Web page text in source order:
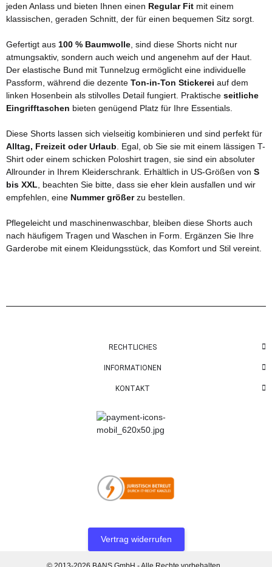
jeden Anlass und bieten Ihnen einen Regular Fit mit einem
klassischen, geraden Schnitt, der für einen bequemen Sitz sorgt.
Gefertigt aus 100 % Baumwolle , sind diese Shorts nicht nur
atmungsaktiv, sondern auch weich und angenehm auf der Haut.
Der elastische Bund mit Tunnelzug ermöglicht eine individuelle
Passform, während die dezente Ton-in-Ton Stickerei auf dem
linken Hosenbein als stilvolles Detail fungiert. Praktische seitliche
Eingrifftaschen bieten genügend Platz für Ihre Essentials.
Diese Shorts lassen sich vielseitig kombinieren und sind perfekt für
Alltag, Freizeit oder Urlaub . Egal, ob Sie sie mit einem lässigen T-
Shirt oder einem schicken Poloshirt tragen, sie sind ein absoluter
Allrounder in Ihrem Kleiderschrank. Erhältlich in US-Größen von S
bis XXL , beachten Sie bitte, dass sie eher klein ausfallen und wir
empfehlen, eine Nummer größerzu bestellen.
Pflegeleicht und maschinenwaschbar, bleiben diese Shorts auch
nach häufigem Tragen und Waschen in Form. Ergänzen Sie Ihre
Garderobe mit einem Kleidungsstück, das Komfort und Stil vereint.
RECHTLICHES
INFORMATIONEN
KONTAKT
Vertrag widerrufen